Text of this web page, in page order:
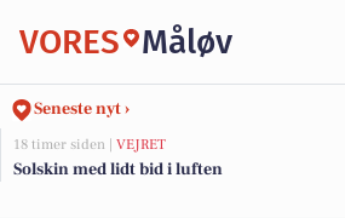
VORES Måløv
Seneste nyt ›
18 timer siden | VEJRET
Solskin med lidt bid i luften